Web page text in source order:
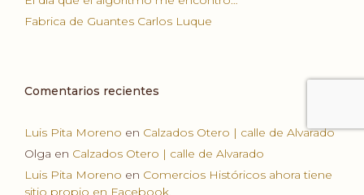
Fabrica de Guantes Carlos Luque
Comentarios recientes
Luis Pita Moreno en Calzados Otero | calle de Alvarado
Olga en Calzados Otero | calle de Alvarado
Luis Pita Moreno en Comercios Históricos ahora tiene
sitio propio en Facebook.